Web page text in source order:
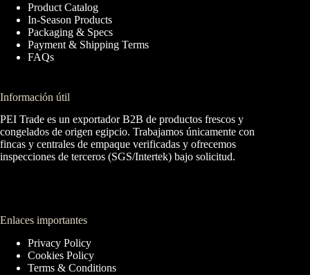
Product Catalog
In-Season Products
Packaging & Specs
Payment & Shipping Terms
FAQs
Información útil
PEI Trade es un exportador B2B de productos frescos y
congelados de origen egipcio. Trabajamos únicamente con
fincas y centrales de empaque verificadas y ofrecemos
inspecciones de terceros (SGS/Intertek) bajo solicitud.
Enlaces importantes
Privacy Policy
Cookies Policy
Terms & Conditions